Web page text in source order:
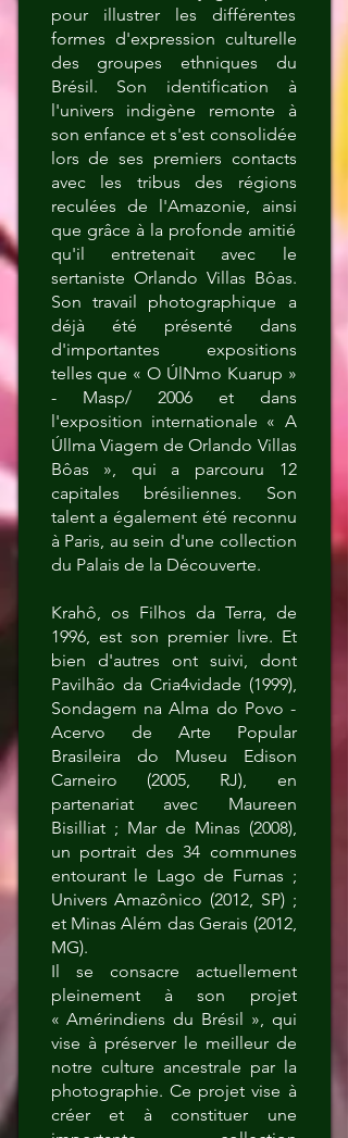
pour illustrer les différentes
formes d'expression culturelle
des groupes ethniques du
Brésil. Son identification à
l'univers indigène remonte à
son enfance et s'est consolidée
lors de ses premiers contacts
avec les tribus des régions
reculées de l'Amazonie, ainsi
que grâce à la profonde amitié
qu'il entretenait avec le
sertaniste Orlando Villas Bôas.
Son travail photographique a
déjà été présenté dans
d'importantes expositions
telles que « O ÚlNmo Kuarup »
- Masp/ 2006 et dans
l'exposition internationale « A
Úllma Viagem de Orlando Villas
Bôas », qui a parcouru 12
capitales brésiliennes. Son
talent a également été reconnu
à Paris, au sein d'une collection
du Palais de la Découverte.
Krahô, os Filhos da Terra, de
1996, est son premier livre. Et
bien d'autres ont suivi, dont
Pavilhão da Cria4vidade (1999),
Sondagem na Alma do Povo -
Acervo de Arte Popular
Brasileira do Museu Edison
Carneiro (2005, RJ), en
partenariat avec Maureen
Bisilliat ; Mar de Minas (2008),
un portrait des 34 communes
entourant le Lago de Furnas ;
Univers Amazônico (2012, SP) ;
et Minas Além das Gerais (2012,
MG).
Il se consacre actuellement
pleinement à son projet
« Amérindiens du Brésil », qui
vise à préserver le meilleur de
notre culture ancestrale par la
photographie. Ce projet vise à
créer et à constituer une